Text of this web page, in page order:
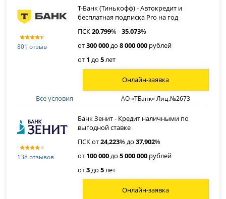
801 отзыв
Т-Банк (Тинькофф) - Автокредит и
бесплатная подписка Pro на год
ПСК20,799% -35,073%
от300 000до8 000 000 рублей
от 1 до5лет
Все условия АО «ТБанк» Лиц.№2673
Онлайн-заявка
138 отзывов
Банк Зенит - Кредит наличными по
выгодной ставке
ПСК от24,223% до37,902%
от 100 000до5 000 000 рублей
от3до5лет
Онлайн-заявка